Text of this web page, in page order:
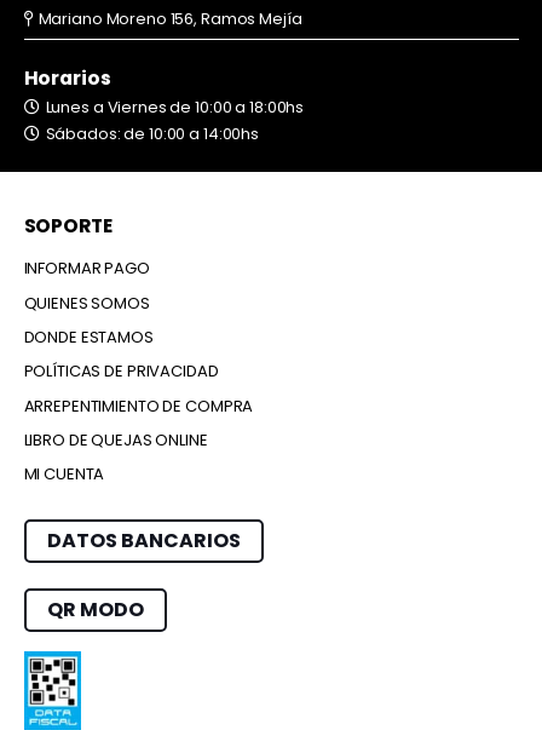
Mariano Moreno 156, Ramos Mejía
Horarios
Lunes a Viernes de 10:00 a 18:00hs
Sábados: de 10:00 a 14:00hs
SOPORTE
INFORMAR PAGO
QUIENES SOMOS
DONDE ESTAMOS
POLÍTICAS DE PRIVACIDAD
ARREPENTIMIENTO DE COMPRA
LIBRO DE QUEJAS ONLINE
MI CUENTA
DATOS BANCARIOS
QR MODO